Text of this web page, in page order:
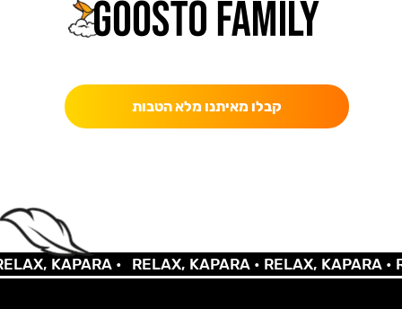
קבלו מאיתנו מלא הטבות
KAPARA • RELAX, KAPARA •RELAX, KAPARA •